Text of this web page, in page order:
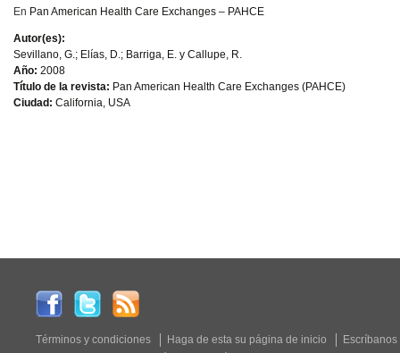
En Pan American Health Care Exchanges – PAHCE
Autor(es):
Sevillano, G.; Elías, D.; Barriga, E. y Callupe, R.
Año: 2008
Título de la revista: Pan American Health Care Exchanges (PAHCE)
Ciudad: California, USA
Términos y condiciones Haga de esta su página de inicio
Escríbanos